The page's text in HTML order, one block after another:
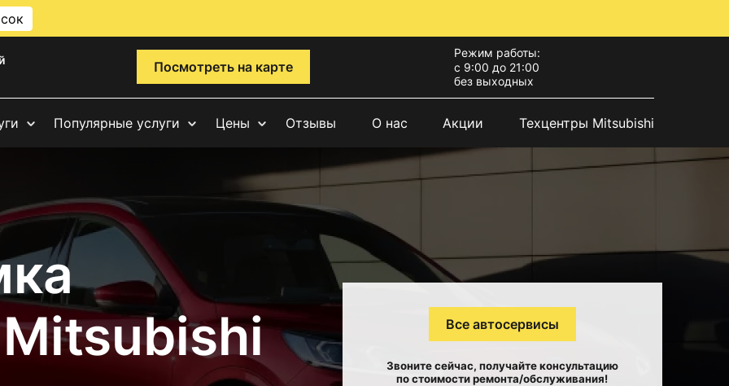
Посмотреть на карте
Режим работы:
с 9:00 до 21:00
без выходных
Популярные услуги Цены Отзывы О нас Акции Техцентры Mitsubishi
Все автосервисы
Звоните сейчас, получайте консультацию
по стоимости ремонта/обслуживания!